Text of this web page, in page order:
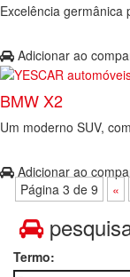
Excelência germânica
Adicionar ao
BMW X2
Um moderno SUV,
Adicionar ao
Página 3 de 9
«
Termo: